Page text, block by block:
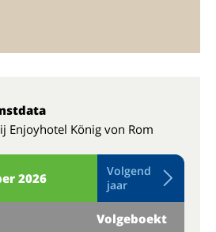
Enjoyhotel König von Rom
2026
Volgend
jaar
Volgeboekt